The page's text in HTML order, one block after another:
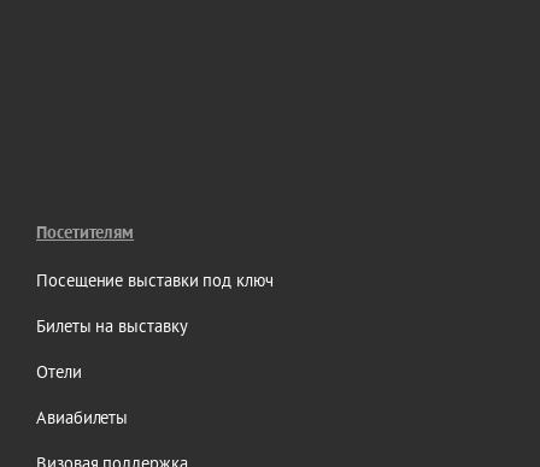
Посетителям
Посещение выставки под ключ
Билеты на выставку
Отели
Авиабилеты